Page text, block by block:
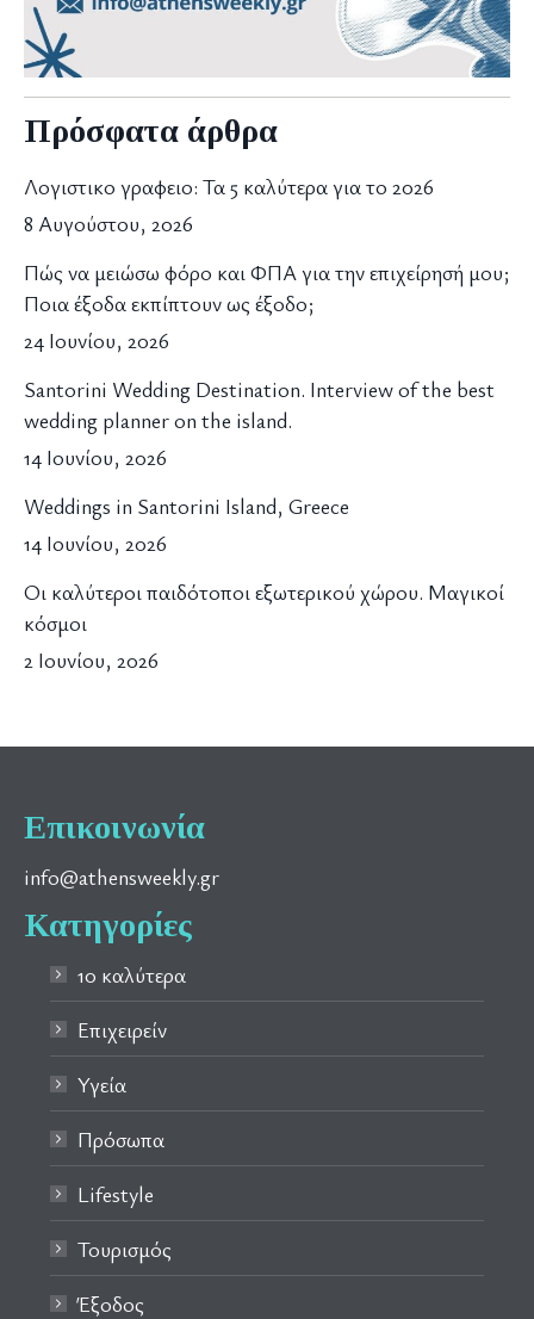
Πρόσφατα άρθρα
Λογιστικο γραφειο: Τα 5 καλύτερα για το 2026
8 Αυγούστου, 2026
Πώς να μειώσω φόρο και ΦΠΑ για την επιχείρησή μου;
Ποια έξοδα εκπίπτουν ως έξοδο;
24 Ιουνίου, 2026
Santorini Wedding Destination. Interview of the best
wedding planner on the island.
14 Ιουνίου, 2026
Weddings in Santorini Island, Greece
14 Ιουνίου, 2026
Οι καλύτεροι παιδότοποι εξωτερικού χώρου. Μαγικοί
κόσμοι
2 Ιουνίου, 2026
Επικοινωνία
info@athensweekly.gr
Κατηγορίες
10 καλύτερα
Επιχειρείν
Υγεία
Πρόσωπα
Lifestyle
Τουρισμός
Έξοδος